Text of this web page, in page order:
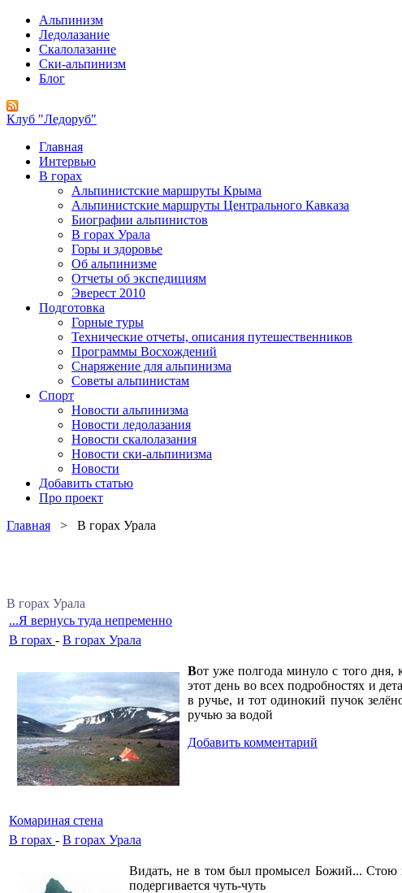
Альпинизм
Ледолазание
Скалолазание
Ски-альпинизм
Блог
Клуб "Ледоруб"
Главная
Интервью
В горах
Альпинистские маршруты Крыма
Альпинистские маршруты Центрального Кавказа
Биографии альпинистов
В горах Урала
Горы и здоровье
Об альпинизме
Отчеты об экспедициям
Эверест 2010
Подготовка
Горные туры
Технические отчеты, описания путешественников
Программы Восхождений
Снаряжение для альпинизма
Советы альпинистам
Спорт
Новости альпинизма
Новости ледолазания
Новости скалолазания
Новости ски-альпинизма
Новости
Добавить статью
Про проект
Главная > В горах Урала
В горах Урала
...Я вернусь туда непременно
В горах - В горах Урала
Вот уже полгода минуло с того
этот день во всех подробностях и
в ручье, и тот одинокий пучок
ручью за водой
Добавить комментарий
Комариная стена
В горах - В горах Урала
Видать, не в том был промысел Божий... Стою
подергивается чуть-чуть